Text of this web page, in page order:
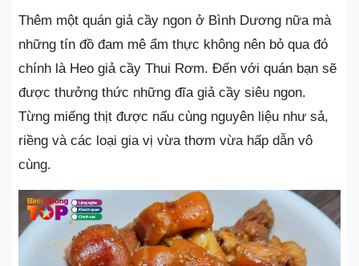
Thêm một quán giả cầy ngon ở Bình Dương nữa mà
những tín đồ đam mê ẩm thực không nên bỏ qua đó
chính là Heo giả cầy Thui Rơm. Đến với quán bạn sẽ
được thưởng thức những đĩa giả cầy siêu ngon.
Từng miếng thịt được nấu cùng nguyên liệu như sả,
riềng và các loại gia vị vừa thơm vừa hấp dẫn vô
cùng.